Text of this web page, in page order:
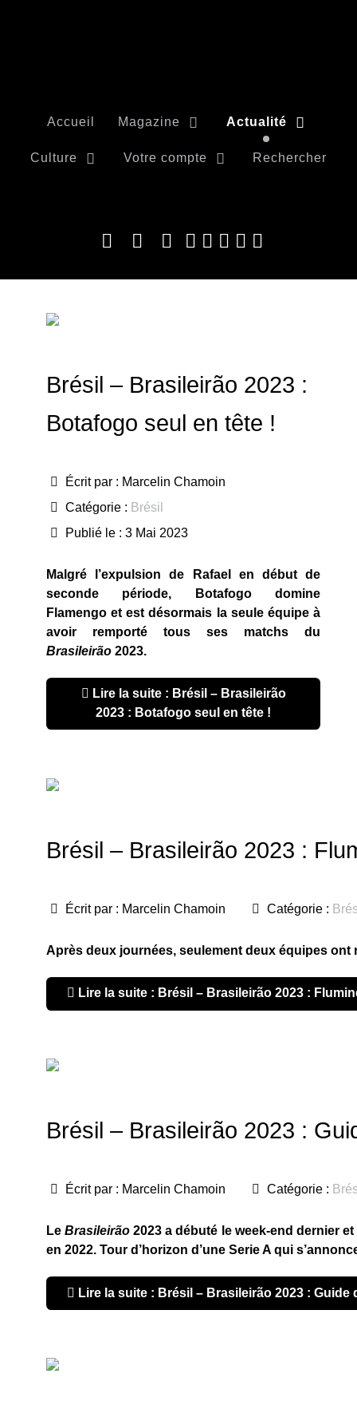
Accueil Magazine Actualité
Culture Votre compte Rechercher
Brésil – Brasileirão 2023 :
Botafogo seul en tête !
Écrit par : Marcelin Chamoin
Catégorie : Brésil
Publié le : 3 Mai 2023
Malgré l’expulsion de Rafael en début de
seconde période, Botafogo domine
Flamengo et est désormais la seule équipe à
avoir remporté tous ses matchs du
Brasileirão 2023.
Lire la suite : Brésil – Brasileirão
2023 : Botafogo seul en tête !
Brésil – Brasileirão 2023 :
Écrit par : Marcelin Chamoin Catégorie :
Après deux journées, seulement deux équipes ont
Lire la suite : Brésil – Brasileirão 2023 :
Brésil – Brasileirão 2023 :
Écrit par : Marcelin Chamoin Catégorie :
LeBrasileirão 2023 a débuté le week-end dernier
en 2022. Tour d’horizon d’une Serie A qui
Lire la suite : Brésil – Brasileirão 2023 : Guide